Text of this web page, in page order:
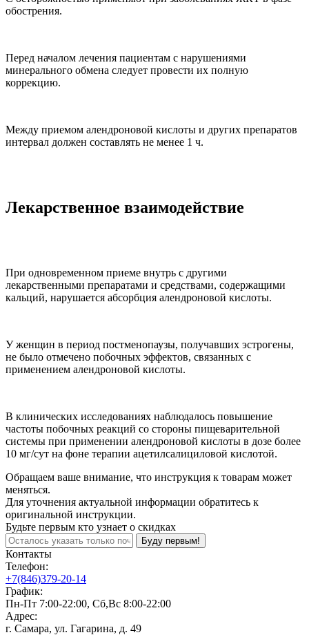
обострения.
Перед началом лечения пациентам с нарушениями
минерального обмена следует провести их полную
коррекцию.
Между приемом алендроновой кислоты и других препаратов
интервал должен составлять не менее 1 ч.
Лекарственное взаимодействие
При одновременном приеме внутрь с другими
лекарственными препаратами и средствами, содержащими
кальций, нарушается абсорбция алендроновой кислоты.
У женщин в период постменопаузы, получавших эстрогены,
не было отмечено побочных эффектов, связанных с
применением алендроновой кислоты.
В клинических исследованиях наблюдалось повышение
частоты побочных реакций со стороны пищеварительной
системы при применении алендроновой кислоты в дозе более
10 мг/сут на фоне терапии ацетилсалициловой кислотой.
Обращаем ваше внимание, что инструкция к товарам может
меняться.
Для уточнения актуальной информации обратитесь к
оригинальной инструкции.
Будьте первым кто узнает о скидках
Буду первым!
Контакты
Телефон:
+7(846)379-20-14
График:
Пн-Пт 7:00-22:00, Сб,Вс 8:00-22:00
Адрес:
г. Самара, ул. Гагарина, д. 49